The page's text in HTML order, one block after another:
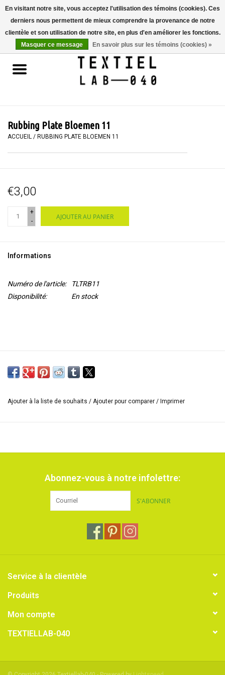
Accueil
LIVRES
PEINTURE
WORKSHOPS
SPECIALS
Rubbing Plate Bloemen 11
ACCUEIL / RUBBING PLATE BLOEMEN 11
€3,00
+
-
AJOUTER AU PANIER
Informations
Numéro de l'article:
TLTRB11
Disponibilité:
En stock
Ajouter à la liste de souhaits / Ajouter pour comparer / Imprimer
Abonnez-vous à notre infolettre:
S'ABONNER
Service à la clientèle
Produits
Mon compte
TEXTIELLAB-040
En visitant notre site, vous acceptez l'utilisation des témoins (cookies). Ces
derniers nous permettent de mieux comprendre la provenance de notre
clientèle et son utilisation de notre site, en plus d'en améliorer les fonctions.
Masquer ce message
En savoir plus sur les témoins (cookies) »